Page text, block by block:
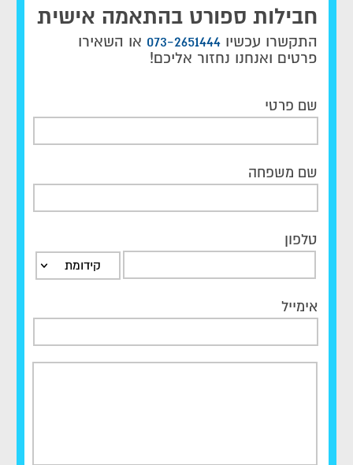
חבילות ספורט בהתאמה אישית
התקשרו עכשיו 073-2651444 או השאירו
פרטים ואנחנו נחזור אליכם!
שם פרטי
שם משפחה
טלפון
קידומת
אימייל